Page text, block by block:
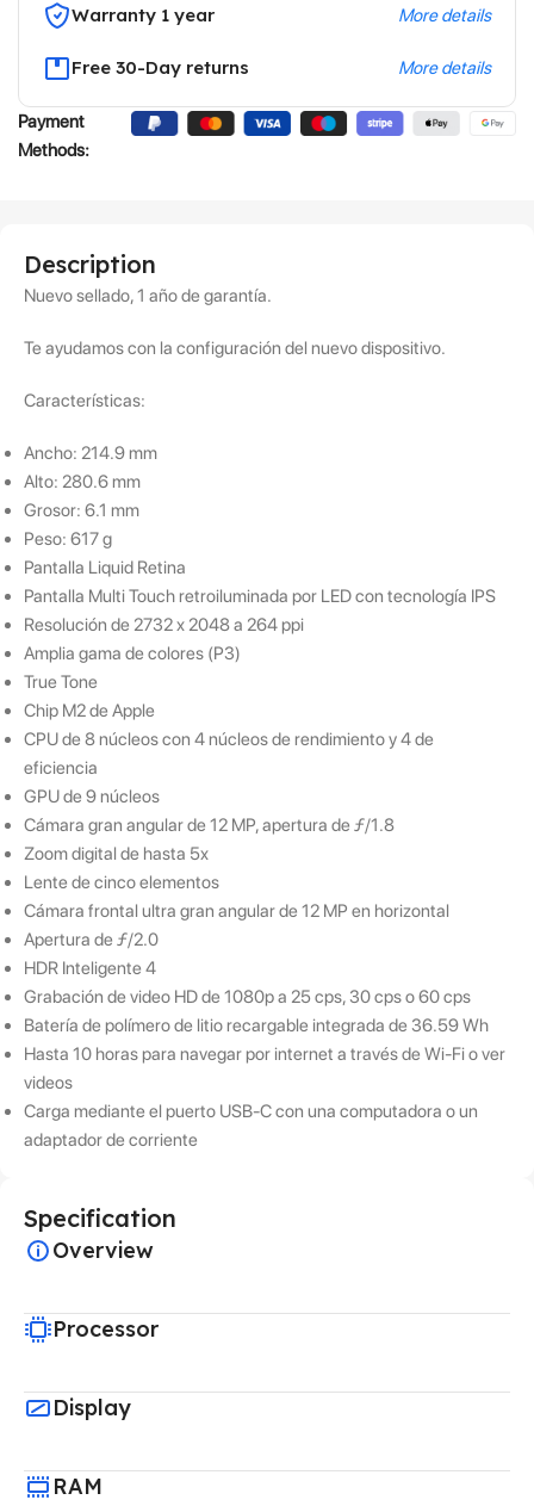
Warranty 1 year More details
Free 30-Day returns More details
Payment
Methods:
Description
Nuevo sellado, 1 año de garantía.
Te ayudamos con la configuración del nuevo dispositivo.
Características:
Ancho: 214.9 mm
Alto: 280.6 mm
Grosor: 6.1 mm
Peso: 617 g
Pantalla Liquid Retina
Pantalla Multi Touch retroiluminada por LED con tecnología IPS
Resolución de 2732 x 2048 a 264 ppi
Amplia gama de colores (P3)
True Tone
Chip M2 de Apple
CPU de 8 núcleos con 4 núcleos de rendimiento y 4 de
eficiencia
GPU de 9 núcleos
Cámara gran angular de 12 MP, apertura de ƒ/1.8
Zoom digital de hasta 5x
Lente de cinco elementos
Cámara frontal ultra gran angular de 12 MP en horizontal
Apertura de ƒ/2.0
HDR Inteligente 4
Grabación de video HD de 1080p a 25 cps, 30 cps o 60 cps
Batería de polímero de litio recargable integrada de 36.59 Wh
Hasta 10 horas para navegar por internet a través de Wi-Fi o ver
videos
Carga mediante el puerto USB-C con una computadora o un
adaptador de corriente
Specification
Overview
Processor
Display
RAM